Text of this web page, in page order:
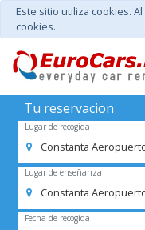
Este sitio utiliza cookies.
cookies.
Tu reservacion
Lugar de recogida
Constanta
Lugar de enseñanza
Constanta
Fecha de recogida